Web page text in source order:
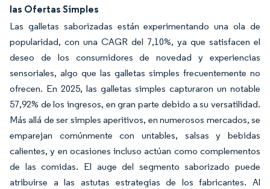
las Ofertas Simples
Las galletas saborizadas están experimentando una ola de
popularidad, con una CAGR del 7,10%, ya que satisfacen el
deseo de los consumidores de novedad y experiencias
sensoriales, algo que las galletas simples frecuentemente no
ofrecen. En 2025, las galletas simples capturaron un notable
57,92% de los ingresos, en gran parte debido a su versatilidad.
Más allá de ser simples aperitivos, en numerosos mercados, se
emparejan comúnmente con untables, salsas y bebidas
calientes, y en ocasiones incluso actúan como complementos
de las comidas. El auge del segmento saborizado puede
atribuirse a las astutas estrategias de los fabricantes. Al